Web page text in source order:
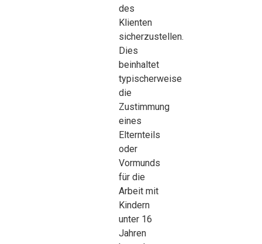
des
Klienten
sicherzustellen.
Dies
beinhaltet
typischerweise
die
Zustimmung
eines
Elternteils
oder
Vormunds
für die
Arbeit mit
Kindern
unter 16
Jahren